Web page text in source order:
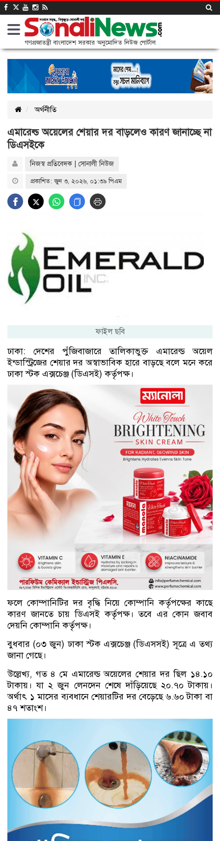
গণপ্রজাতন্ত্রী বাংলাদেশ সরকার অনুমোদিত নিউজ পোর্টাল
অর্থনীতি
এমারেল্ড অয়েলের শেয়ার দর বাড়লেও কারণ জানাচ্ছে না
ডিএসইকে
নিজস্ব প্রতিবেদক | সোনালী নিউজ
প্রকাশিত: জুন ৩, ২০২৬, ০১:৩৯ পিএম
ফাইল ছবি
ঢাকা: দেশের পুঁজিবাজারে তালিকাভুক্ত এমারেল্ড অয়েল
ইন্ডাস্ট্রিজের শেয়ার দর অস্বাভাবিক হারে বাড়ছে বলে মনে করে
ঢাকা স্টক এক্সচেঞ্জ (ডিএসই) কর্তৃপক্ষ।
ফলে কোম্পানিটির দর বৃদ্ধি নিয়ে কোম্পানি কর্তৃপক্ষের কাছে
কারণ জানতে চায় ডিএসই কর্তৃপক্ষ। তবে এর কোন জবাব
দেয়নি কোম্পানি কর্তৃপক্ষ।
বুধবার (০৩ জুন) ঢাকা স্টক এক্সচেঞ্জ (ডিএসসই) সূত্রে এ তথ্য
জানা গেছে।
উল্লেখ্য, গত ৪ মে এমারেল্ড অয়েলের শেয়ার দর ছিল ১৪.১০
টাকায়। যা ২ জুন লেনদেন শেষে দাঁড়িয়েছে ২০.৭০ টাকায়।
অর্থাৎ ১ মাসের ব্যবধানে শেয়ারটির দর বেড়েছে ৬.৬০ টাকা বা
৪৭ শতাংশ।